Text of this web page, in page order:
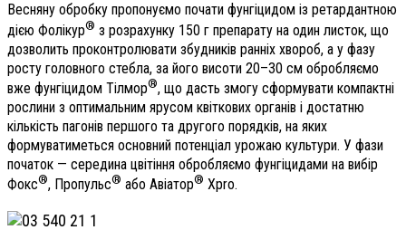
Весняну обробку пропонуємо почати фунгіцидом із ретардантною
дією Фолікур® з розрахунку 150 г препарату на один листок, що
дозволить проконтролювати збудників ранніх хвороб, а у фазу
росту головного стебла, за його висоти 20–30 см обробляємо
вже фунгіцидом Тілмор®, що дасть змогу сформувати компактні
рослини з оптимальним ярусом квіткових органів і достатню
кількість пагонів першого та другого порядків, на яких
формуватиметься основний потенціал урожаю культури. У фази
початок — середина цвітіння обробляємо фунгіцидами на вибір
Фокс®, Пропульс® або Авіатор® Xpro.